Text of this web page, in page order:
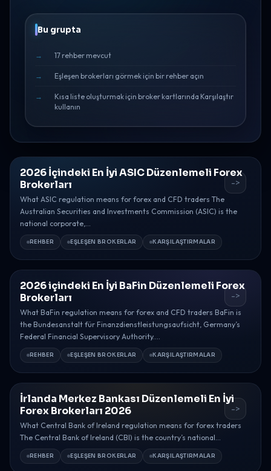
Bu grupta
17 rehber mevcut
Eşleşen brokerları görmek için bir rehber açın
Kısa liste oluşturmak için broker kartlarında Karşılaştır
kullanın
2026 İçindeki En İyi ASIC Düzenlemeli Forex
Brokerları
What ASIC regulation means for forex and CFD traders The
Australian Securities and Investments Commission (ASIC) is the
national corporate,...
REHBER EŞLEŞEN BROKERLAR KARŞILAŞTIRMALAR
->
2026 içindeki En İyi BaFin Düzenlemeli Forex
Brokerları
What BaFin regulation means for forex and CFD traders BaFin is
the Bundesanstalt für Finanzdienstleistungsaufsicht, Germany’s
Federal Financial Supervisory Authority....
REHBER EŞLEŞEN BROKERLAR KARŞILAŞTIRMALAR
->
İrlanda Merkez Bankası Düzenlemeli En İyi
Forex Brokerları 2026
What Central Bank of Ireland regulation means for forex traders
The Central Bank of Ireland (CBI) is the country’s national...
REHBER EŞLEŞEN BROKERLAR KARŞILAŞTIRMALAR
->